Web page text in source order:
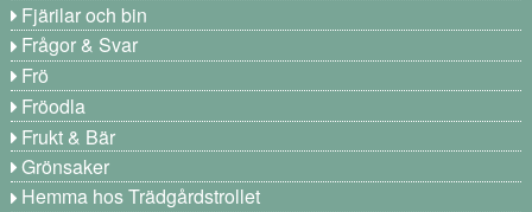
Fjärilar och bin
Frågor & Svar
Frö
Fröodla
Frukt & Bär
Grönsaker
Hemma hos Trädgårdstrollet